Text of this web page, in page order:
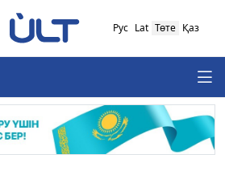
Қаз
Төте
Lat
Рус